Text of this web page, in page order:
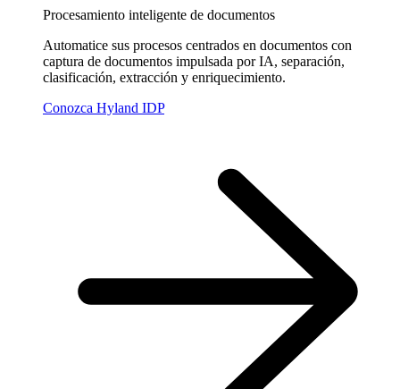
Procesamiento inteligente de documentos
Automatice sus procesos centrados en documentos con
captura de documentos impulsada por IA, separación,
clasificación, extracción y enriquecimiento.
Conozca Hyland IDP